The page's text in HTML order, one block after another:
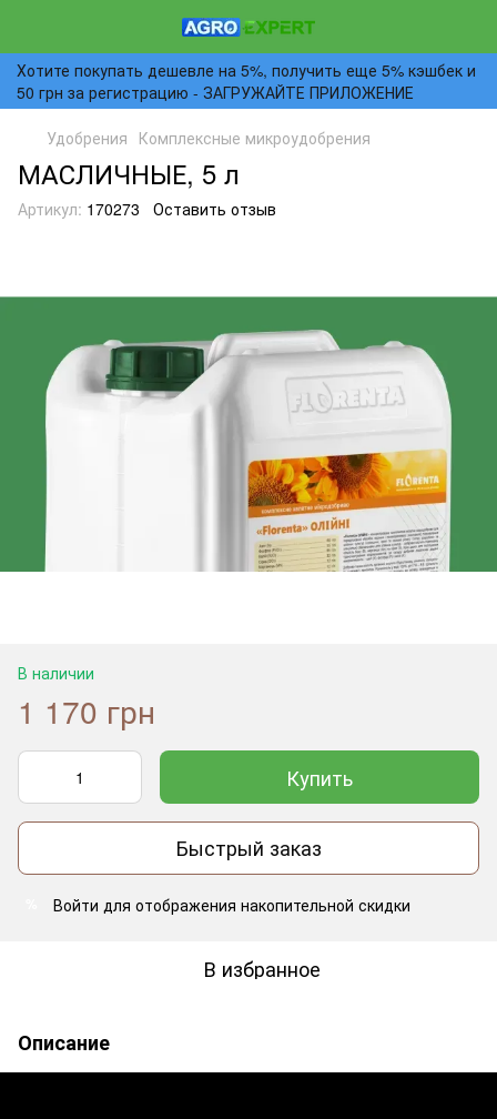
Хотите покупать дешевле на 5%, получить еще 5% кэшбек и
50 грн за регистрацию - ЗАГРУЖАЙТЕ ПРИЛОЖЕНИЕ
Удобрения Комплексные микроудобрения
МАСЛИЧНЫЕ, 5 л
Артикул: 170273 Оставить отзыв
В наличии
1 170 грн
Купить
Быстрый заказ
Войти для отображения накопительной скидки
В избранное
Описание